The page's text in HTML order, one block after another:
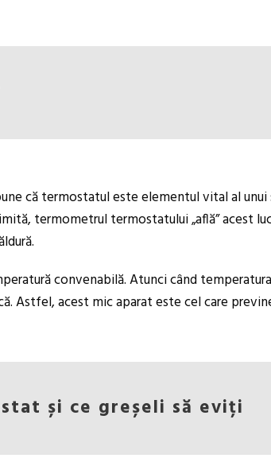
că termostatul este elementul vital al unui
termometrul termostatului „află” acest
convenabilă. Atunci când
Astfel, acest mic aparat este cel care
și ce greșeli să eviți